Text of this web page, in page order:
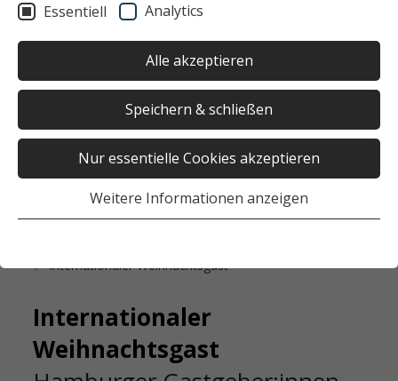
Essentiell Analytics
Alle akzeptieren
Speichern & schließen
Nur essentielle Cookies akzeptieren
Weitere Informationen anzeigen
Internationaler Weihnachtsgast
Internationaler
Weihnachtsgast